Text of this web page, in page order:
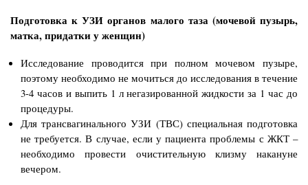
Подготовка к УЗИ органов малого таза (мочевой пузырь,
матка, придатки у женщин)
Исследование проводится при полном мочевом пузыре,
поэтому необходимо не мочиться до исследования в течение
3-4 часов и выпить 1 л негазированной жидкости за 1 час до
процедуры.
Для трансвагинального УЗИ (ТВС) специальная подготовка
не требуется. В случае, если у пациента проблемы с ЖКТ –
необходимо провести очистительную клизму накануне
вечером.